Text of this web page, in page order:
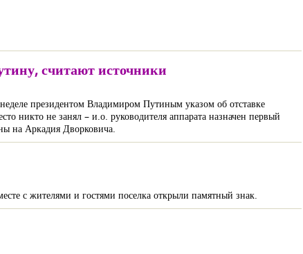
считают источники
президентом Владимиром Путиным указом об отставке
никто не занял – и.о. руководителя аппарата назначен первый
на Аркадия Дворковича.
с жителями и гостями поселка открыли памятный знак.